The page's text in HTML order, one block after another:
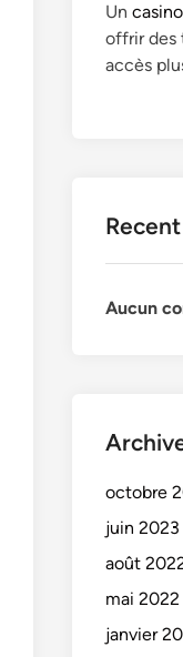
Un
offrir des
accès
Aucun
octobre
juin 2023
août
mai 2022
janvier